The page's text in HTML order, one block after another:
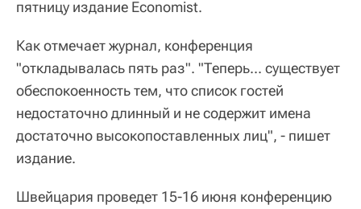
пятницу издание Economist.
Как отмечает журнал, конференция
"откладывалась пять раз". "Теперь... существует
обеспокоенность тем, что список гостей
недостаточно длинный и не содержит имена
достаточно высокопоставленных лиц", - пишет
издание.
Швейцария проведет 15-16 июня конференцию